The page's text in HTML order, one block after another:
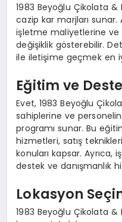
1983 Beyoğlu Çikolata
cazip kar marjları sunar.
işletme maliyetlerine ve
değişiklik gösterebilir.
ile iletişime geçmek en
Eğitim ve
Evet, 1983 Beyoğlu
sahiplerine ve
programı sunar. Bu
hizmetleri, satış
konuları kapsar. Ayrıca,
destek ve danışmanlık
Lokasyon
1983 Beyoğlu Çikolata